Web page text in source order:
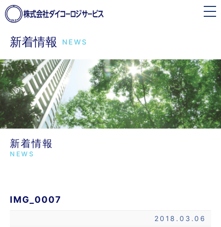
toggle
navigation
新着情報 NEWS
新着情報
NEWS
IMG_0007
2018.03.06